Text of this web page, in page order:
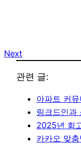
Next
관련 글:
아파트 커뮤
링크드인과
2025년 회
카카오 맞